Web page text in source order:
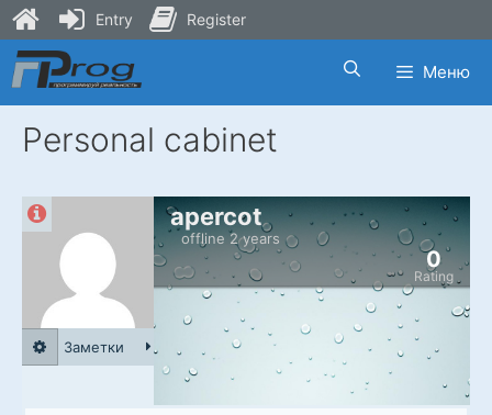
Skip
to
content
Меню
Personal cabinet
apercot
offline 2 years
Rating
0
Заметки
Entry Register